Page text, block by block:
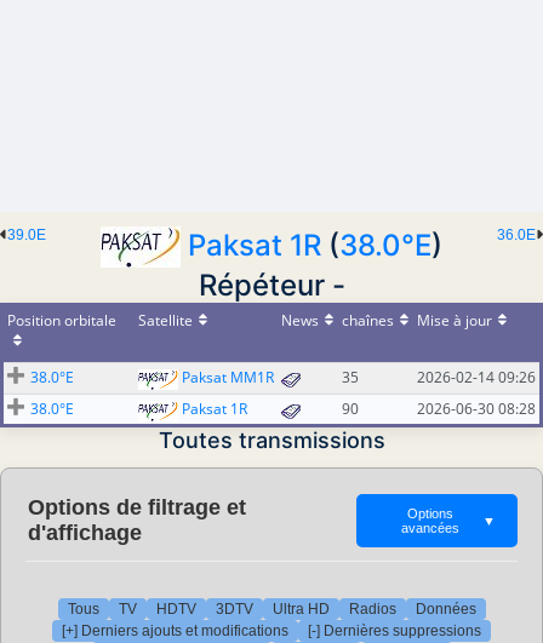
36.0E
39.0E Paksat 1R (38.0°E)
Répéteur -
Position orbitale Satellite News chaînes Mise à jour
38.0°E Paksat MM1R 35
2026-02-14 09:26
38.0°E
Paksat 1R 90 2026-06-30 08:28
Toutes transmissions
Options de filtrage et
d'affichage
Options
avancées
▼
Tous TV HDTV 3DTV Ultra HD Radios
Données
[+] Derniers ajouts et modifications
[-] Dernières suppressions